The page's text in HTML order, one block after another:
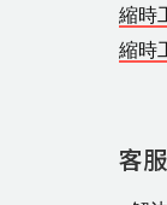
縮時
縮時
客